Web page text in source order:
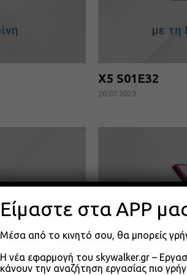
X5 S01E32
20.07.2023
Είμαστε στα APP
Μέσα από το κινητό σου, θα μπορείς
Η νέα εφαρμογή του skywalker.gr –
κάνουν την αναζήτηση εργασίας πιο